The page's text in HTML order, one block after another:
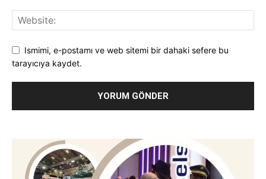
Ismimi, e-postamı ve web sitemi bir dahaki sefere bu
tarayıcıya kaydet.